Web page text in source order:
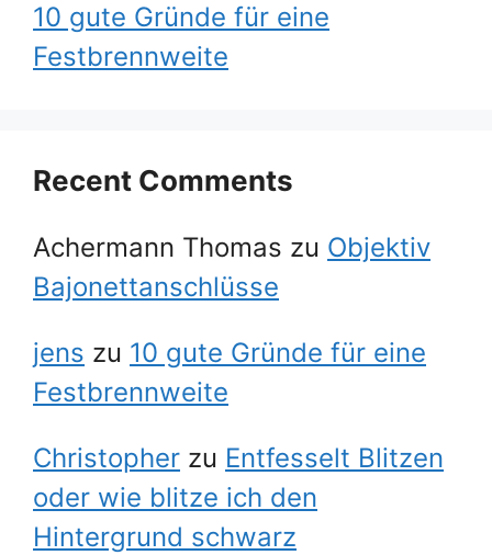
10 gute Gründe für eine
Festbrennweite
Recent Comments
Achermann Thomas zu Objektiv
Bajonettanschlüsse
jens zu 10 gute Gründe für eine
Festbrennweite
Christopher zu Entfesselt Blitzen
oder wie blitze ich den
Hintergrund schwarz